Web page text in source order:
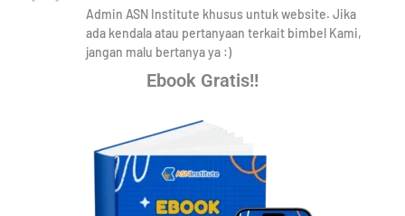
Admin ASN Institute khusus untuk website. Jika
ada kendala atau pertanyaan terkait bimbel Kami,
jangan malu bertanya ya :)
Ebook Gratis!!